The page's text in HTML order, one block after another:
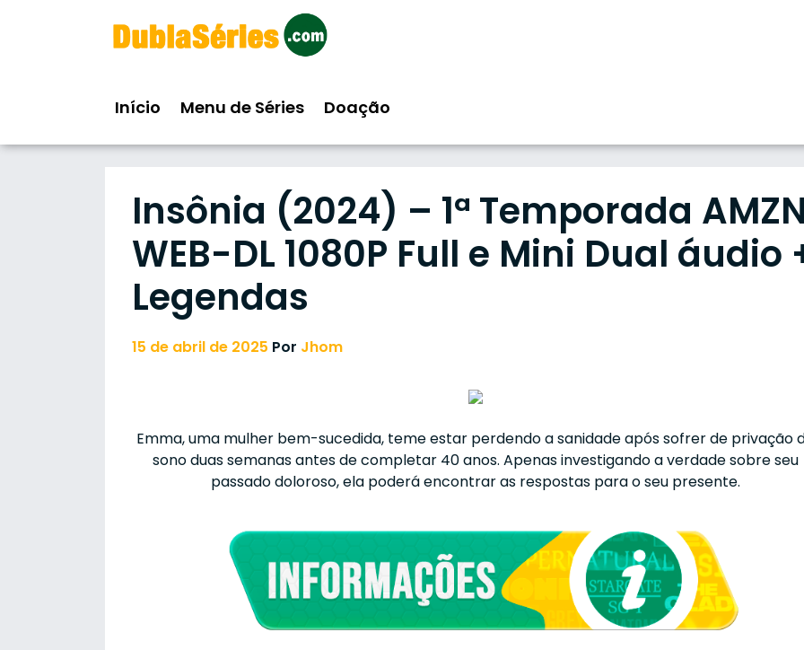
Início Menu de Séries Doação
Insônia (2024) – 1ª Temporada
WEB-DL 1080P Full e Mini Dual áudio
Legendas
15 de abril de 2025 Por Jhom
Emma, uma mulher bem-sucedida, teme estar perdendo a sanidade após sofrer de privação
sono duas semanas antes de completar 40 anos. Apenas investigando a verdade sobre seu
passado doloroso, ela poderá encontrar as respostas para o seu presente.